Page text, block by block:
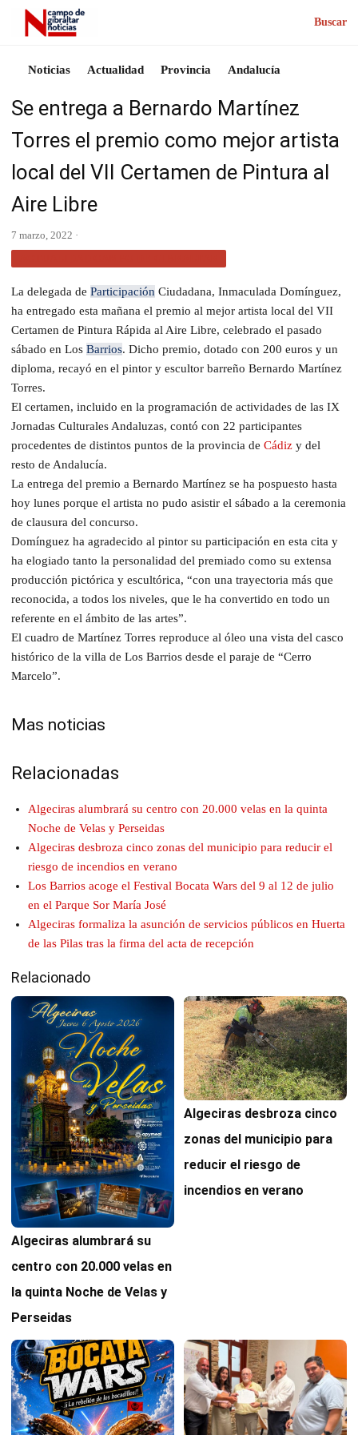
Buscar
Noticias Actualidad Provincia Andalucía
Se entrega a Bernardo Martínez
Torres el premio como mejor artista
local del VII Certamen de Pintura al
Aire Libre
7 marzo, 2022 ·
La delegada de Participación Ciudadana, Inmaculada Domínguez,
ha entregado esta mañana el premio al mejor artista local del VII
Certamen de Pintura Rápida al Aire Libre, celebrado el pasado
sábado en Los Barrios. Dicho premio, dotado con 200 euros y un
diploma, recayó en el pintor y escultor barreño Bernardo Martínez
Torres.
El certamen, incluido en la programación de actividades de las IX
Jornadas Culturales Andaluzas, contó con 22 participantes
procedentes de distintos puntos de la provincia de Cádiz y del
resto de Andalucía.
La entrega del premio a Bernardo Martínez se ha pospuesto hasta
hoy lunes porque el artista no pudo asistir el sábado a la ceremonia
de clausura del concurso.
Domínguez ha agradecido al pintor su participación en esta cita y
ha elogiado tanto la personalidad del premiado como su extensa
producción pictórica y escultórica, “con una trayectoria más que
reconocida, a todos los niveles, que le ha convertido en todo un
referente en el ámbito de las artes”.
El cuadro de Martínez Torres reproduce al óleo una vista del casco
histórico de la villa de Los Barrios desde el paraje de “Cerro
Marcelo”.
Mas noticias
Relacionadas
Algeciras alumbrará su centro con 20.000 velas en la quinta
Noche de Velas y Perseidas
Algeciras desbroza cinco zonas del municipio para reducir el
riesgo de incendios en verano
Los Barrios acoge el Festival Bocata Wars del 9 al 12 de julio
en el Parque Sor María José
Algeciras formaliza la asunción de servicios públicos en Huerta
de las Pilas tras la firma del acta de recepción
Relacionado
Algeciras alumbrará su
centro con 20.000 velas en
la quinta Noche de Velas y
Perseidas
Algeciras desbroza cinco
zonas del municipio para
reducir el riesgo de
incendios en verano